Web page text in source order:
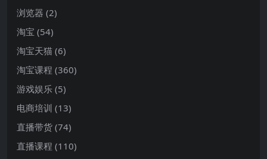
浏览器 (2)
淘宝 (54)
淘宝天猫 (6)
淘宝课程 (360)
游戏娱乐 (5)
电商培训 (13)
直播带货 (74)
直播课程 (110)